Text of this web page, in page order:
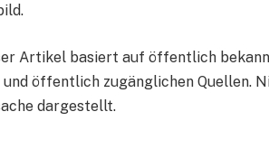
Artikel basiert auf öffentlich
öffentlich zugänglichen Quellen.
dargestellt.